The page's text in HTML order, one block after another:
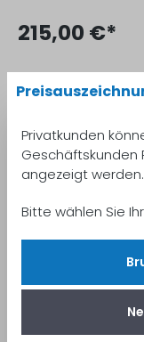
215,00 €*
Preise inkl. MwSt.
Anzahl
Privatkunden
Geschäftskunden
angezeigt werden.
Bitte wählen Sie